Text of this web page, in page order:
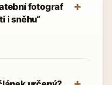
fotograf
i sněhu“